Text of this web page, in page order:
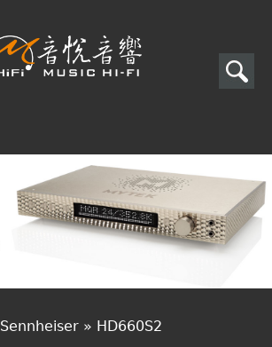
搜
表
單
搜
尋
Sennheiser » HD660S2